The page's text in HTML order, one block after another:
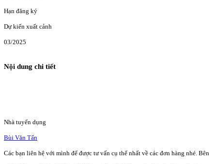
Hạn đăng ký
Dự kiến xuất cảnh
03/2025
Nội dung chi tiết
Nhà tuyển dụng
Bùi Văn Tấn
Các bạn liên hệ với mình để được tư vấn cụ thể nhất về các đơn hàng nhé. Bên